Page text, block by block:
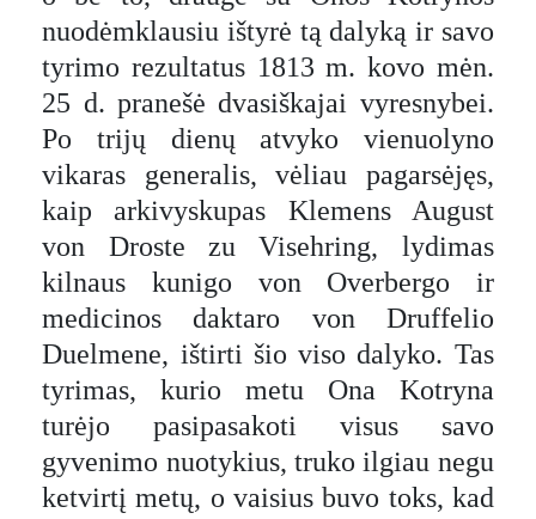
nuodėmklausiu ištyrė tą dalyką ir savo
tyrimo rezultatus 1813 m. kovo mėn.
25 d. pranešė dvasiškajai vyresnybei.
Po trijų dienų atvyko vienuolyno
vikaras generalis, vėliau pagarsėjęs,
kaip arkivyskupas Klemens August
von Droste zu Visehring, lydimas
kilnaus kunigo von Overbergo ir
medicinos daktaro von Druffelio
Duelmene, ištirti šio viso dalyko. Tas
tyrimas, kurio metu Ona Kotryna
turėjo pasipasakoti visus savo
gyvenimo nuotykius, truko ilgiau negu
ketvirtį metų, o vaisius buvo toks, kad